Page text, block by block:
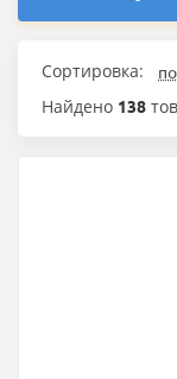
Сортировка:
Найдено 138